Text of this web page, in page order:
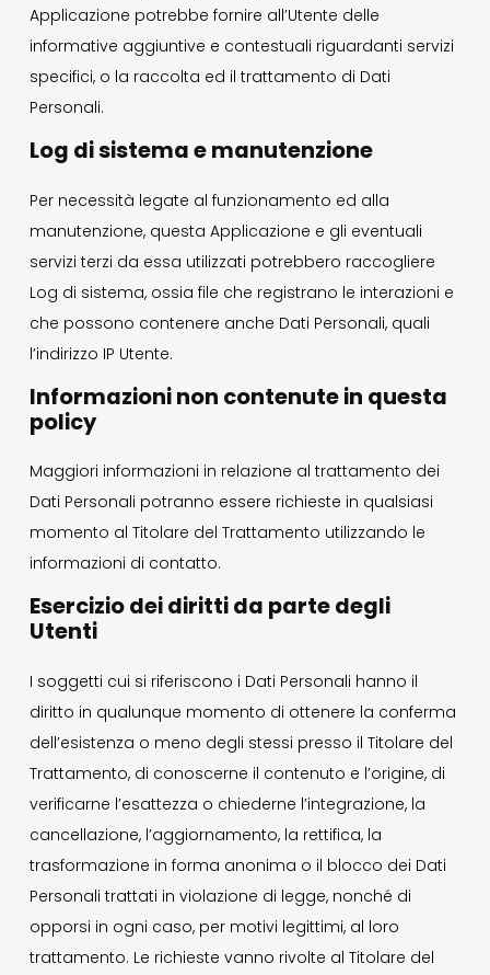
Applicazione potrebbe fornire all’Utente delle
informative aggiuntive e contestuali riguardanti servizi
specifici, o la raccolta ed il trattamento di Dati
Personali.
Log di sistema e manutenzione
Per necessità legate al funzionamento ed alla
manutenzione, questa Applicazione e gli eventuali
servizi terzi da essa utilizzati potrebbero raccogliere
Log di sistema, ossia file che registrano le interazioni e
che possono contenere anche Dati Personali, quali
l’indirizzo IP Utente.
Informazioni non contenute in questa
policy
Maggiori informazioni in relazione al trattamento dei
Dati Personali potranno essere richieste in qualsiasi
momento al Titolare del Trattamento utilizzando le
informazioni di contatto.
Esercizio dei diritti da parte degli
Utenti
I soggetti cui si riferiscono i Dati Personali hanno il
diritto in qualunque momento di ottenere la conferma
dell’esistenza o meno degli stessi presso il Titolare del
Trattamento, di conoscerne il contenuto e l’origine, di
verificarne l’esattezza o chiederne l’integrazione, la
cancellazione, l’aggiornamento, la rettifica, la
trasformazione in forma anonima o il blocco dei Dati
Personali trattati in violazione di legge, nonché di
opporsi in ogni caso, per motivi legittimi, al loro
trattamento. Le richieste vanno rivolte al Titolare del